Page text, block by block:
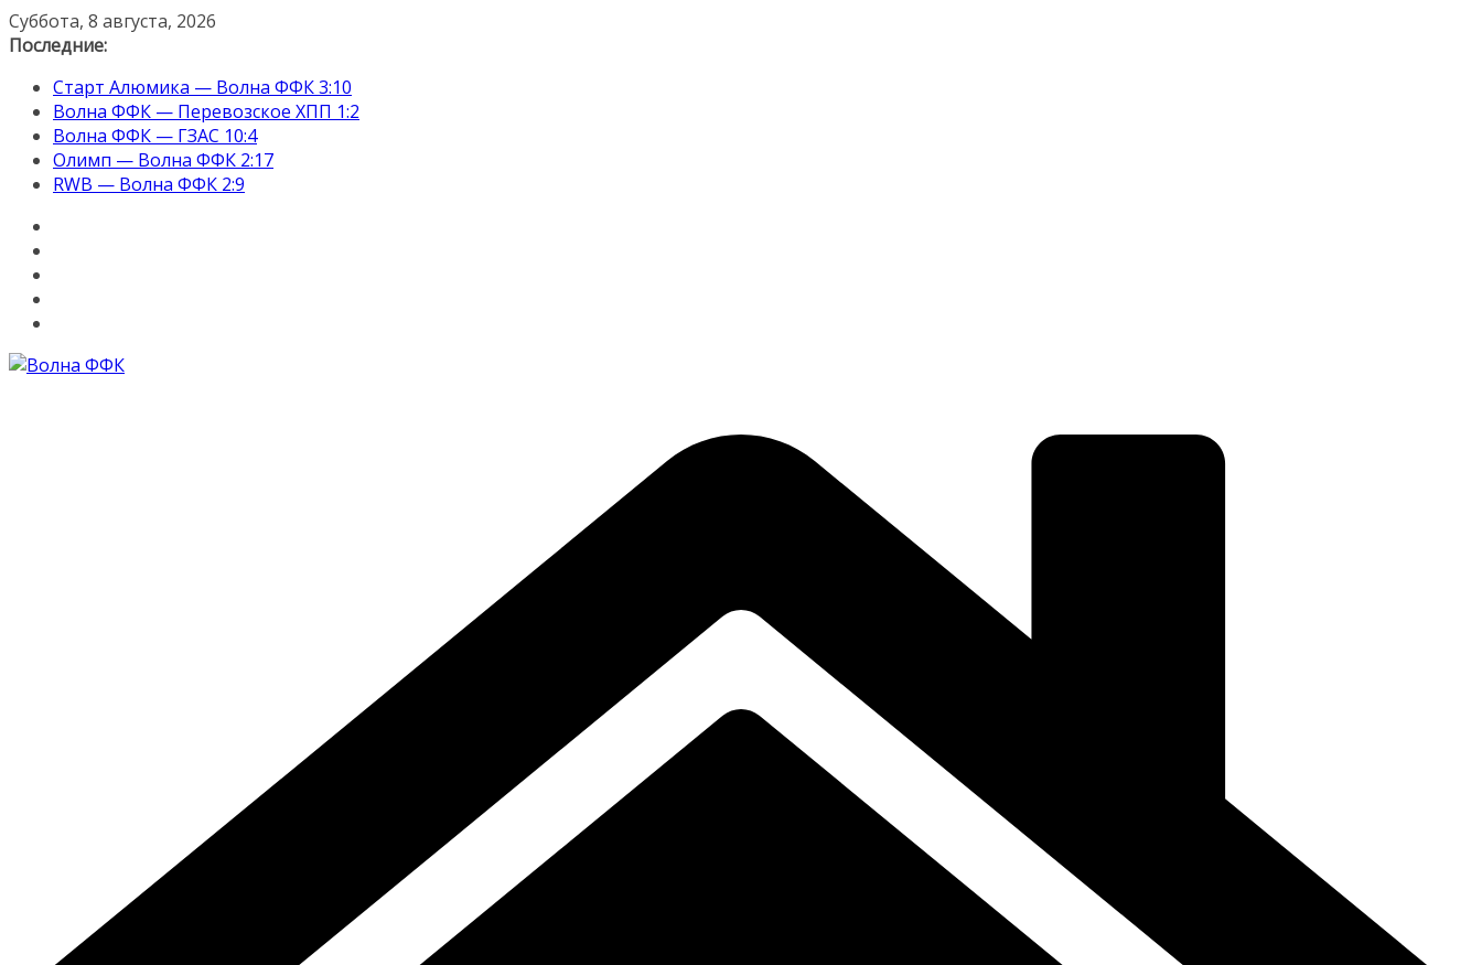
Перейти
к
Суббота, 8 августа, 2026
Последние:
Старт Алюмика — Волна ФФК 3:10
Волна ФФК — Перевозское ХПП 1:2
Волна ФФК — ГЗАС 10:4
Олимп — Волна ФФК 2:17
RWB — Волна ФФК 2:9